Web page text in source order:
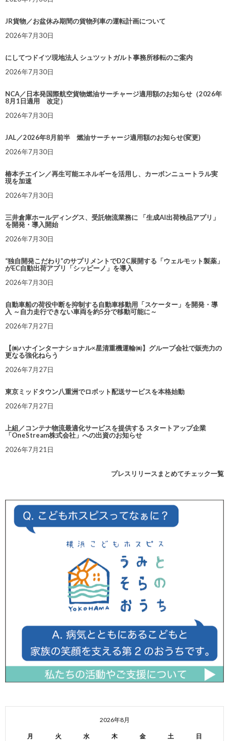
JR貨物／お盆休み期間の貨物列車の運転計画について
2026年7月30日
にしてつドイツ現地法人 シュツットガルト事務所移転のご案内
2026年7月30日
NCA／日本発国際航空貨物燃油サーチャージ適用額のお知らせ（2026年
8月1日適用 改定）
2026年7月30日
JAL／2026年8月前半 燃油サーチャージ適用額のお知らせ(変更)
2026年7月30日
椿本チエイン／再生可能エネルギーを活用し、カーボンニュートラル実
現を加速
2026年7月30日
三井倉庫ホールディングス、受託物流業務に 「生成AI出荷検品アプリ」
を開発・導入開始
2026年7月30日
“独自開発こだわり”のサプリメントでD2C展開する「ウェルモット製薬」
がEC自動出荷アプリ「シッピーノ」を導入
2026年7月30日
自動車船の荷役中断を抑制する自動車移動用「スケーター」を開発・導
入 ～自力走行できない車両を約5分で移動可能に～
2026年7月27日
【㈱ハナインターナショナル×星清重機運輸㈱】グループ会社で販売力の
更なる強化ねらう
2026年7月27日
東京ミッドタウン八重洲でロボット配送サービスを本格始動
2026年7月27日
上組／コンテナ物流最適化サービスを提供する スタートアップ企業
「OneStream株式会社」への出資のお知らせ
2026年7月21日
プレスリリースまとめてチェック一覧
2026年8月
月 火 水 木 金 土 日